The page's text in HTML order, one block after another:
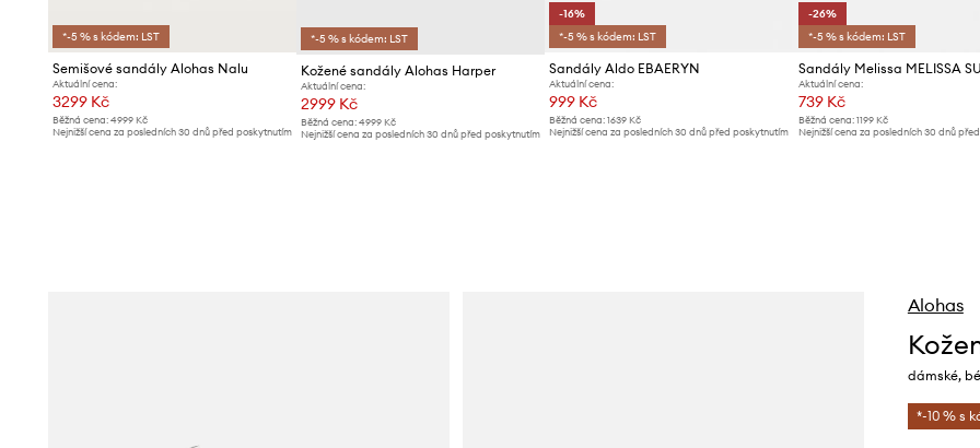
*-5 % s kódem: LST
Semišové sandály Alohas Nalu
Aktuální cena:
3299 Kč
Běžná cena: 4999 Kč
Nejnižší cena za posledních 30 dnů před poskytnutím
*-5 % s kódem: LST
Kožené sandály Alohas Harper
Aktuální cena:
2999 Kč
Běžná cena:4999 Kč
Nejnižší cena za posledních 30 dnů před poskytnutím
-16%
*-5 % s kódem: LST
Sandály Aldo EBAERYN
Aktuální cena:
999 Kč
Běžná cena: 1639 Kč
Nejnižší cena za posledních 30 dnů před poskytnutím
-26%
*-5 % s kódem: LST
Aktuální cena:
739 Kč
Běžná cena: 1199 Kč
Nejnižší cena za posledních 30 dnů
Alohas
dámské,
*-10 % s